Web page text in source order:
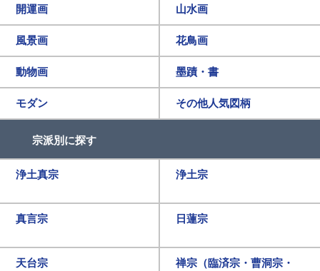
開運画 山水画
風景画 花鳥画
動物画 墨蹟・書
モダン その他人気図柄
宗派別に探す
浄土真宗 浄土宗
真言宗 日蓮宗
天台宗
禅宗（臨済宗・曹洞宗・